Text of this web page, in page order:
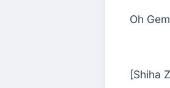
Oh
[Shiha